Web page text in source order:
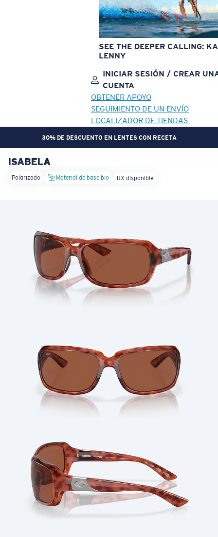
SEE THE DEEPER CALLING:
LENNY
INICIAR SESIÓN / CREAR
CUENTA
OBTENER APOYO
SEGUIMIENTO DE UN ENVÍO
LOCALIZADOR DE TIENDAS
30% DE DESCUENTO EN LENTES CON RECETA
OBJETIVO ACTUALIZADO
Precio: Sin cargo
Cantidad:
ISABELA
Polarizado Material de base bio RX disponible